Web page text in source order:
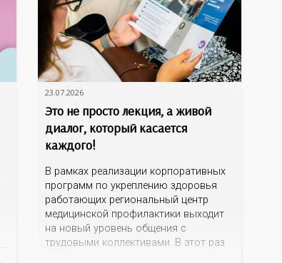
23.07.2026
Это не просто лекция, а живой
диалог, который касается
каждого!
В рамках реализации корпоративных
программ по укреплению здоровья
работающих региональный центр
медицинской профилактики выходит
на новый уровень общения с
трудовыми коллективами. В этот раз